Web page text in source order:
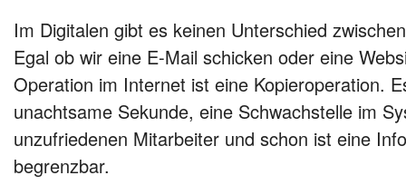
Im Digitalen gibt es keinen Unterschied
Egal ob wir eine E-Mail schicken oder eine
Operation im Internet ist eine Kopieroperation.
unachtsame Sekunde, eine Schwachstelle im
unzufriedenen Mitarbeiter und schon ist eine
begrenzbar.